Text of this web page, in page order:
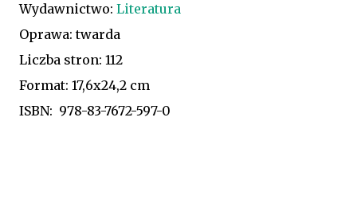
Wydawnictwo: Literatura
Oprawa: twarda
Liczba stron: 112
Format: 17,6x24,2 cm
ISBN: 978-83-7672-597-0